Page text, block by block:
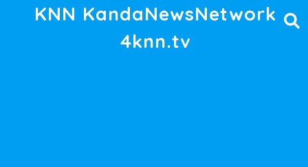
KNN KandaNewsNetwork
4knn.tv